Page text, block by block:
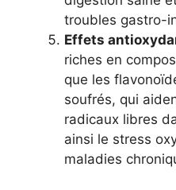
troubles gastro-
Effets
riches en
que les
soufrés, qui
radicaux libres
ainsi le stress
maladies